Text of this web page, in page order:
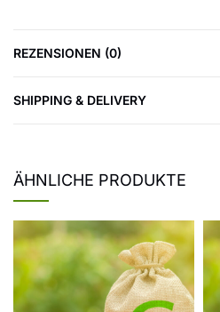
REZENSIONEN (0)
SHIPPING & DELIVERY
ÄHNLICHE PRODUKTE